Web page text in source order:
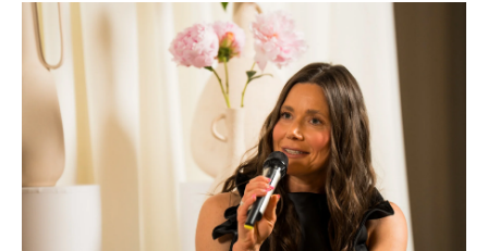
moda & ljepota